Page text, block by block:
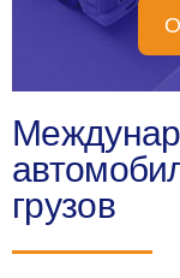
грузов